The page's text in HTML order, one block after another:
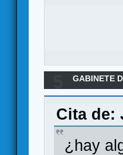
GABINETE
Cita de:
¿hay